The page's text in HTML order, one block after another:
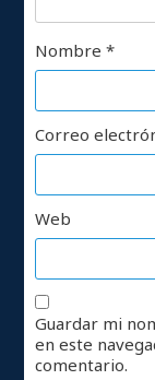
Nombre*
Correo
Web
Guardar mi
en este
comentario.